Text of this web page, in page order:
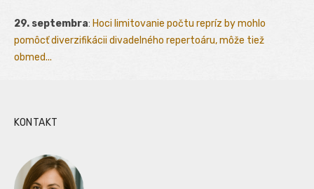
29. septembra: Hoci limitovanie počtu repríz by mohlo
pomôcť diverzifikácii divadelného repertoáru, môže tiež
obmed...
KONTAKT